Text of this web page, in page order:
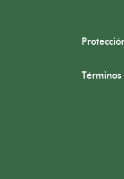
Términos